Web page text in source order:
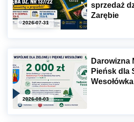
2026-07-31
sprzedaż
Zarębie
2026-08-03
Darowizna
Pieńsk dla
Wesołówka